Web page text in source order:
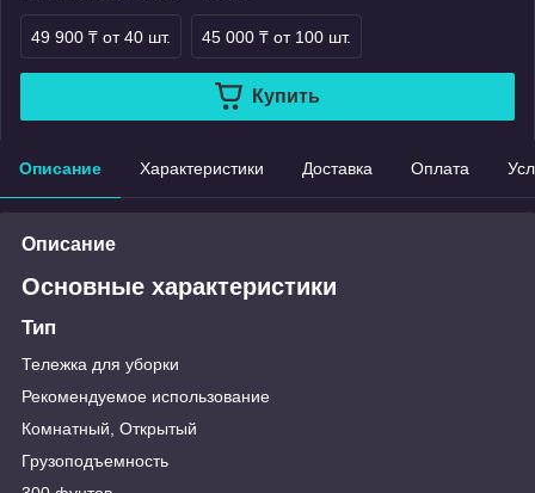
49 900 ₸ от 40 шт. 45 000 ₸ от 100 шт.
Купить
Описание Характеристики Доставка Оплата
Описание
Основные характеристики
Тип
Тележка для уборки
Рекомендуемое использование
Комнатный, Открытый
Грузоподъемность